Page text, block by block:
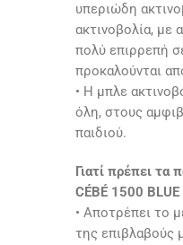
υπεριώδη
ακτινοβολία, με
πολύ επιρρεπή
προκαλούνται
• Η μπλε
όλη, στους
παιδιού.
Γιατί πρέπει τα
CÉBÉ 1500 BLUE
• Αποτρέπει το
της επιβλαβούς